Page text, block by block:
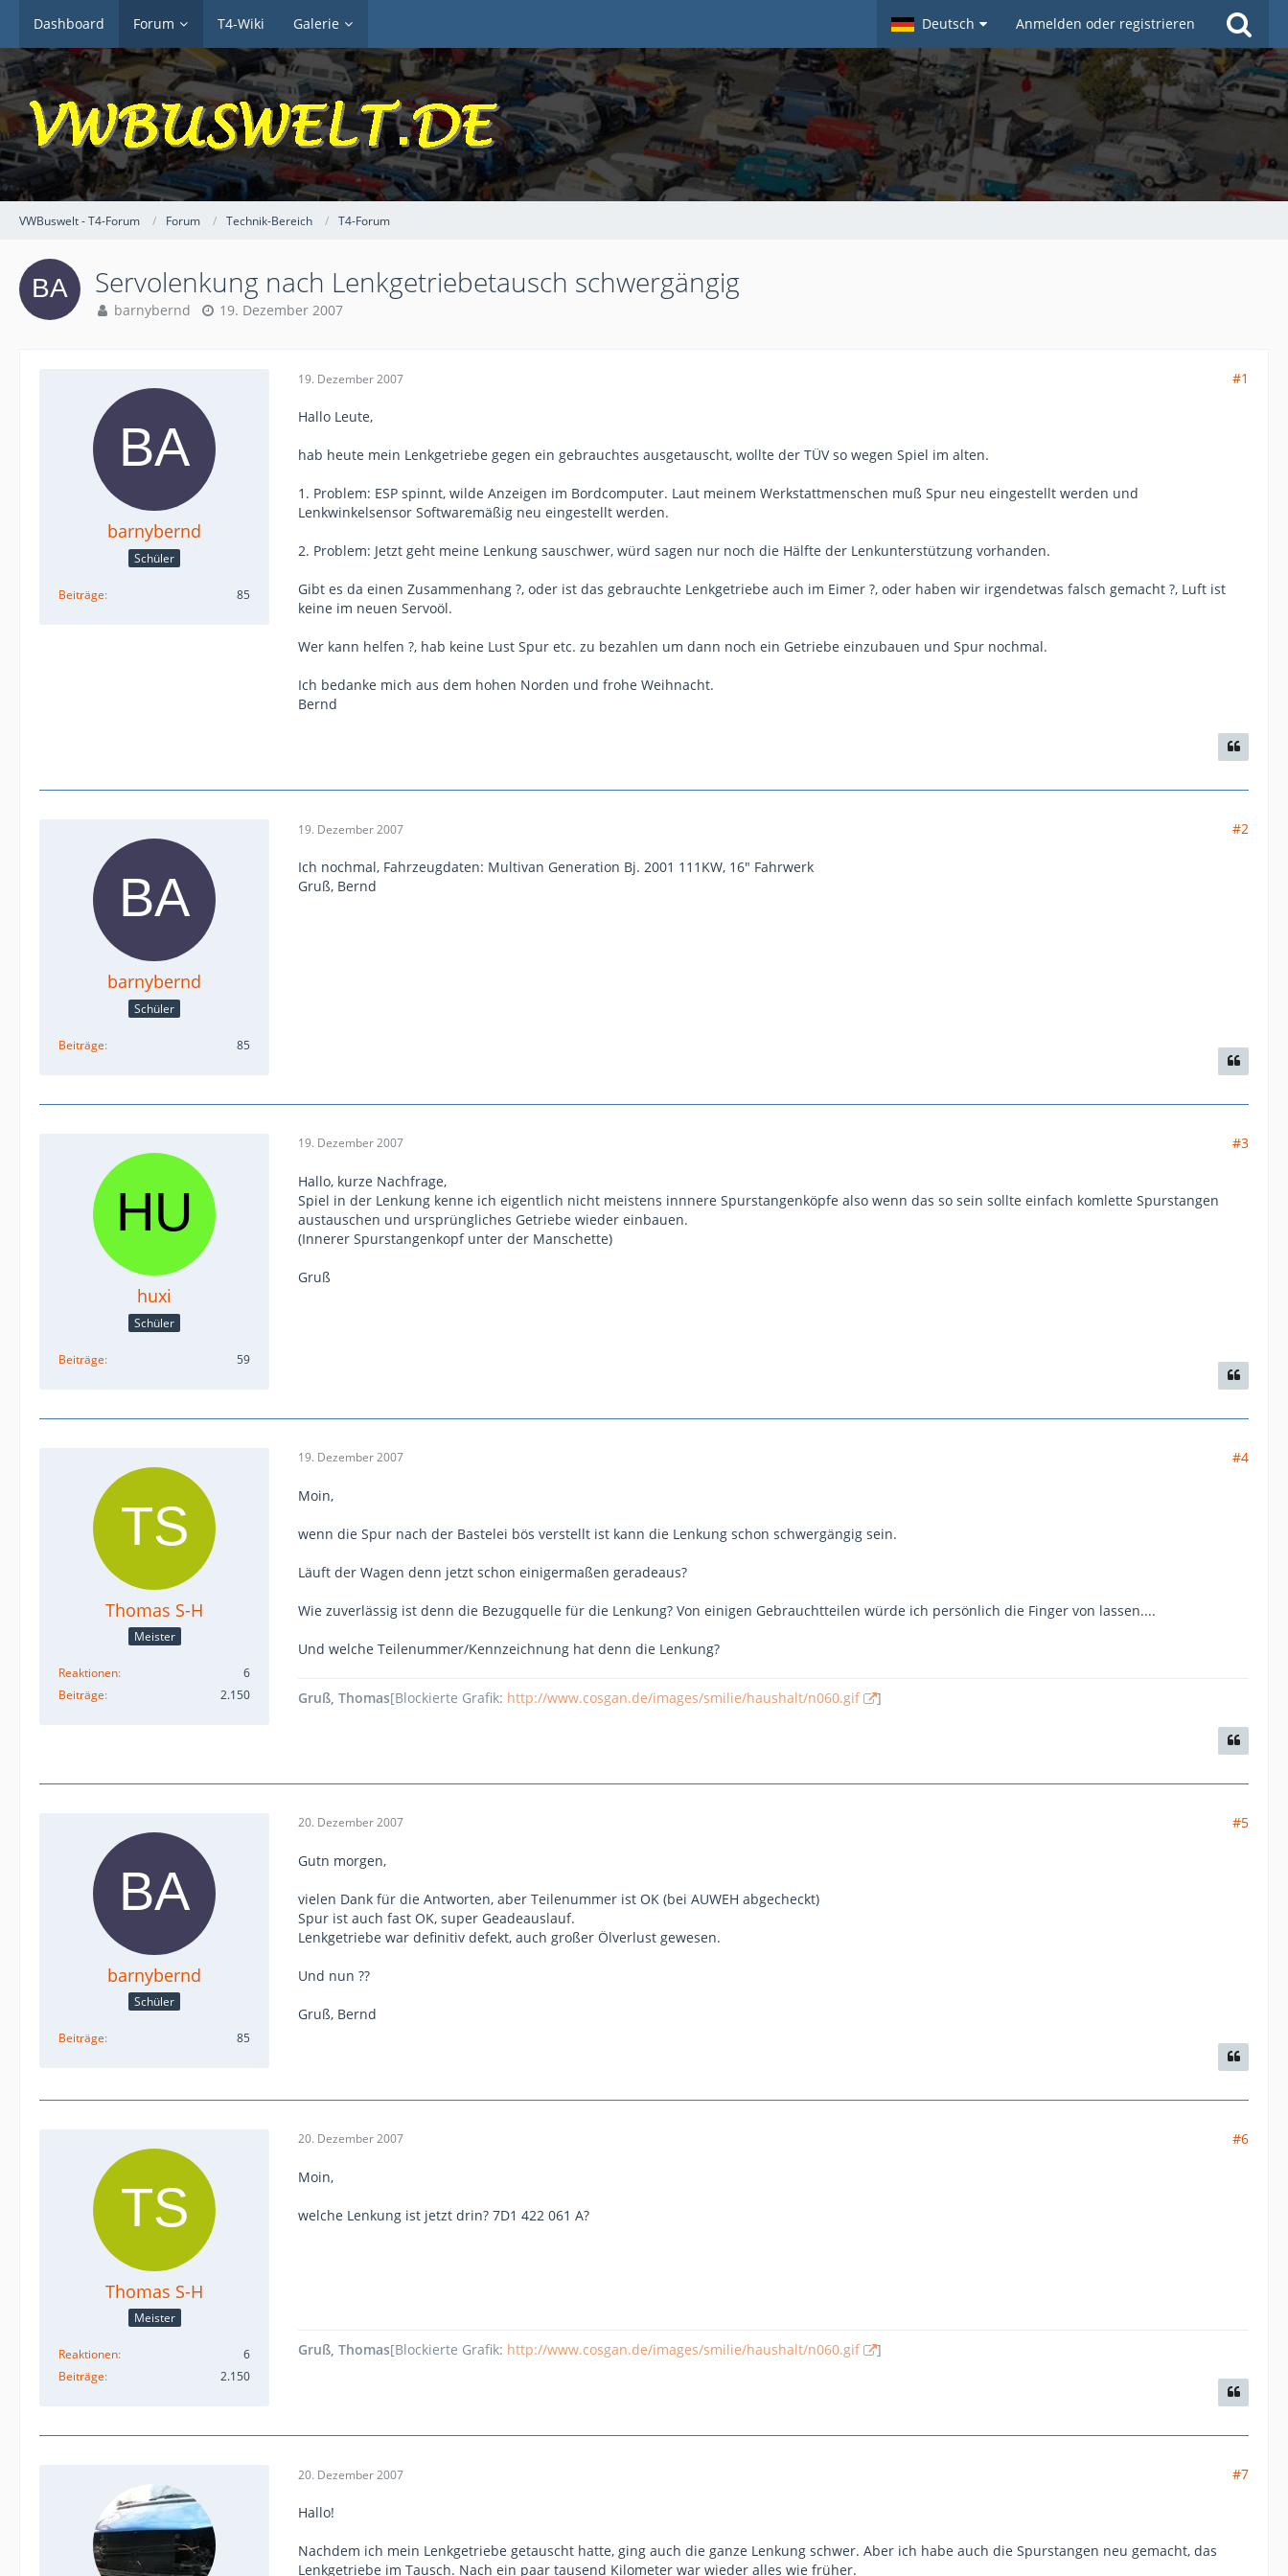
Dashboard Forum T4-Wiki Galerie Deutsch Anmelden oder registrieren
VWBuswelt - T4-Forum Forum Technik-Bereich T4-Forum
Servolenkung nach Lenkgetriebetausch schwergängig
barnybernd 19. Dezember 2007
barnybernd
Schüler
Beiträge 85
19. Dezember 2007 #1
Hallo Leute,
hab heute mein Lenkgetriebe gegen ein gebrauchtes ausgetauscht, wollte der TÜV so wegen Spiel im alten.
1. Problem: ESP spinnt, wilde Anzeigen im Bordcomputer. Laut meinem Werkstattmenschen muß Spur neu eingestellt werden und
Lenkwinkelsensor Softwaremäßig neu eingestellt werden.
2. Problem: Jetzt geht meine Lenkung sauschwer, würd sagen nur noch die Hälfte der Lenkunterstützung vorhanden.
Gibt es da einen Zusammenhang ?, oder ist das gebrauchte Lenkgetriebe auch im Eimer ?, oder haben wir irgendetwas falsch gemacht ?, Luft ist
keine im neuen Servoöl.
Wer kann helfen ?, hab keine Lust Spur etc. zu bezahlen um dann noch ein Getriebe einzubauen und Spur nochmal.
Ich bedanke mich aus dem hohen Norden und frohe Weihnacht.
Bernd
barnybernd
Schüler
Beiträge 85
19. Dezember 2007 #2
Ich nochmal, Fahrzeugdaten: Multivan Generation Bj. 2001 111KW, 16" Fahrwerk
Gruß, Bernd
huxi
Schüler
Beiträge 59
19. Dezember 2007 #3
Hallo, kurze Nachfrage,
Spiel in der Lenkung kenne ich eigentlich nicht meistens innnere Spurstangenköpfe also wenn das so sein sollte einfach komlette Spurstangen
austauschen und ursprüngliches Getriebe wieder einbauen.
(Innerer Spurstangenkopf unter der Manschette)
Gruß
Thomas S-H
Meister
Reaktionen
6
Beiträge
2.150
19. Dezember 2007 #4
Moin,
wenn die Spur nach der Bastelei bös verstellt ist kann die Lenkung schon schwergängig sein.
Läuft der Wagen denn jetzt schon einigermaßen geradeaus?
Wie zuverlässig ist denn die Bezugquelle für die Lenkung? Von einigen Gebrauchtteilen würde ich persönlich die Finger von lassen....
Und welche Teilenummer/Kennzeichnung hat denn die Lenkung?
Gruß, Thomas[Blockierte Grafik: http://www.cosgan.de/images/smilie/haushalt/n060.gif ]
barnybernd
Schüler
Beiträge 85
20. Dezember 2007 #5
Gutn morgen,
vielen Dank für die Antworten, aber Teilenummer ist OK (bei AUWEH abgecheckt)
Spur ist auch fast OK, super Geadeauslauf.
Lenkgetriebe war definitiv defekt, auch großer Ölverlust gewesen.
Und nun ??
Gruß, Bernd
Thomas S-H
Meister
Reaktionen
6
Beiträge
2.150
20. Dezember 2007 #6
Moin,
welche Lenkung ist jetzt drin? 7D1 422 061 A?
Gruß, Thomas[Blockierte Grafik: http://www.cosgan.de/images/smilie/haushalt/n060.gif ]
20. Dezember 2007 #7
Hallo!
Nachdem ich mein Lenkgetriebe getauscht hatte, ging auch die ganze Lenkung schwer. Aber ich habe auch die Spurstangen neu gemacht, das
Lenkgetriebe im Tausch. Nach ein paar tausend Kilometer war wieder alles wie früher.